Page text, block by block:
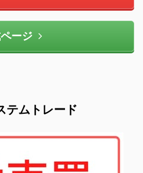
ージ
テムトレード